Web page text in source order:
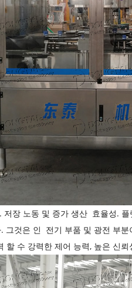
저장 노동 및 증가 생산 효율성.
그것은 인 전기 부품 및 광전 부분
할 수 강력한 제어 능력, 높은 신뢰